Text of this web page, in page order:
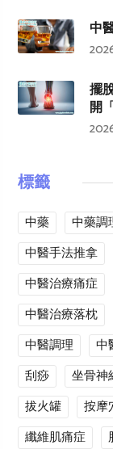
中
擺
開
標籤
中藥 中藥調
中醫手法推拿
中醫治療痛症
中醫治療落枕
中醫調理
中
刮痧
坐骨神
拔火罐
按摩
纖維肌痛症